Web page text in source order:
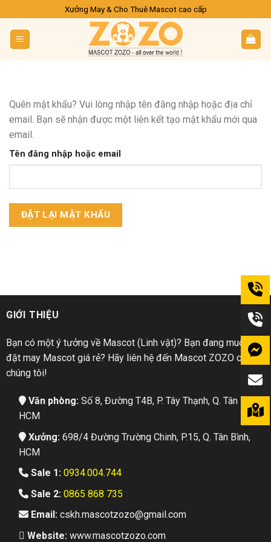
content
Xưởng May & Cho Thuê Mascot cao cấp
Quên mật khẩu? Vui lòng nhập tên đăng nhập hoặc địa chỉ
email. Bạn sẽ nhận được một liên kết tạo mật khẩu mới qua
email.
Tên đăng nhập hoặc email
ĐẶT LẠI MẬT KHẨU
GIỚI THIỆU
Bạn có một ý tưởng về Mascot (Linh vật)? Bạn đang muốn
đặt may Mascot giá rẻ? Hãy liên hệ đến Mascot ZOZO của
chúng tôi!
Văn phòng:Số 8, Đường T4B, P. Tây Thạnh, Q. Tân Phú,
HCM
Xưởng: 698/4 Đường Trường Chinh, P.15, Q. Tân Bình,
HCM
Sale 1: 0934.004.744
Sale 2: 0865 868 735
Email:cskh.mascotzozo@gmail.com
Website:www.mascotzozo.com